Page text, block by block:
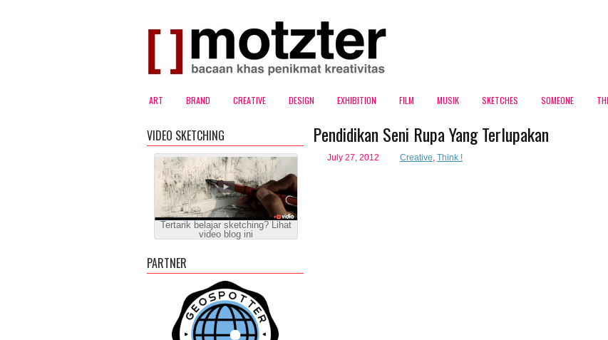
ART BRAND CREATIVE DESIGN EXHIBITION FILM MUSIK SKETCHES SOMEONE
Pendidikan Seni Rupa Yang Terlupakan
July 27, 2012 Creative, Think !
VIDEO SKETCHING
Tertarik belajar sketching? Lihat
video blog ini
PARTNER